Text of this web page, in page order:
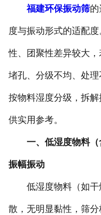
福建环保振动筛的
度与振动形式的适配
性、团聚性差异较大
堵孔、分级不均、处
按物料湿度分级，拆
供实用参考。
一、低湿度物料
振幅振动
低湿度物料（如干
散，无明显黏性，筛